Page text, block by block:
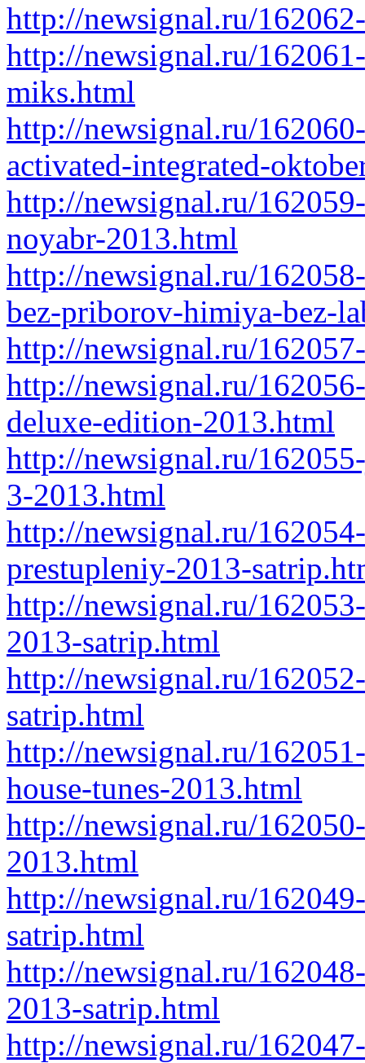
http://newsignal.ru/
http://newsignal.ru/
miks.html
http://newsignal.ru/
activated-integrated-
http://newsignal.ru/
noyabr-2013.html
http://newsignal.ru/
bez-priborov-himiya-bez-
http://newsignal.ru/
http://newsignal.ru/
deluxe-edition-2013.html
http://newsignal.ru/
3-2013.html
http://newsignal.ru/
prestupleniy-2013-
http://newsignal.ru/
2013-satrip.html
http://newsignal.ru/
satrip.html
http://newsignal.ru/
house-tunes-2013.html
http://newsignal.ru/
2013.html
http://newsignal.ru/
satrip.html
http://newsignal.ru/
2013-satrip.html
http://newsignal.ru/